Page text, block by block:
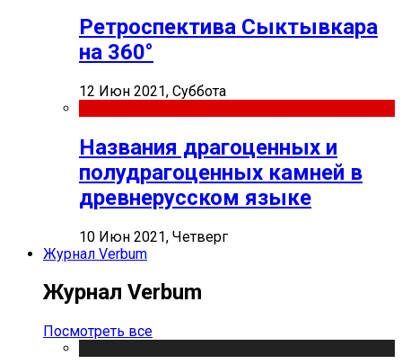
Ретроспектива Сыктывкара
на 360°
12 Июн 2021, Суббота
Названия драгоценных и
полудрагоценных камней в
древнерусском языке
10 Июн 2021, Четверг
Журнал Verbum
Журнал Verbum
Посмотреть все